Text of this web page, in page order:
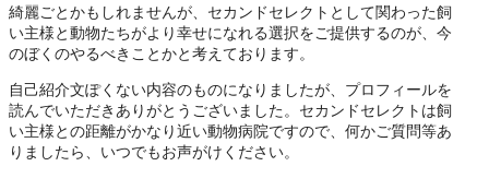
綺麗ごとかもしれませんが、セカンドセレクトとして関わった飼
い主様と動物たちがより幸せになれる選択をご提供するのが、今
のぼくのやるべきことかと考えております。
自己紹介文ぽくない内容のものになりましたが、プロフィールを
読んでいただきありがとうございました。セカンドセレクトは飼
い主様との距離がかなり近い動物病院ですので、何かご質問等あ
りましたら、いつでもお声がけください。